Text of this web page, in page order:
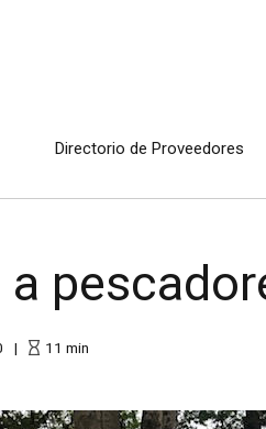
Directorio de Proveedores
11 min